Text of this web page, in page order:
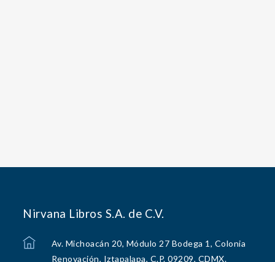
Nirvana Libros S.A. de C.V.
Av. Michoacán 20, Módulo 27 Bodega 1, Colonia
Renovación, Iztapalapa, C.P. 09209, CDMX.